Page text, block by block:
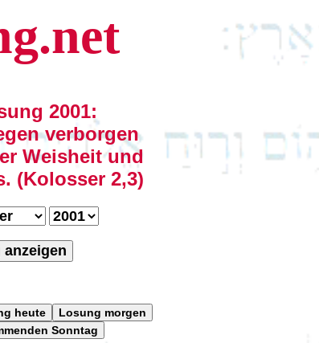
2001:
verborgen
Weisheit und
(Kolosser 2,3)
anzeigen
heute
Losung morgen
Sonntag